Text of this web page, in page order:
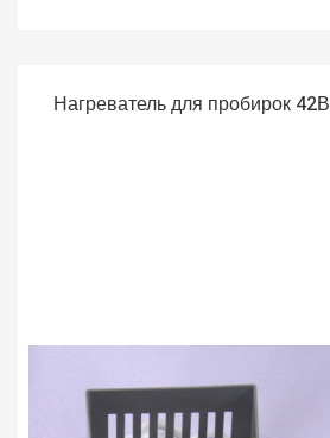
Нагреватель для пробирок 42В